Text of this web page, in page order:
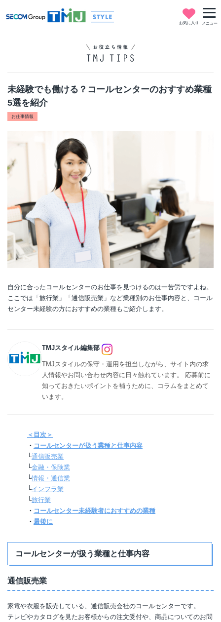
お気に入り メニュー
未経験でも働ける？コールセンターのおすすめ業種
5選を紹介
お仕事情報
自分に合ったコールセンターのお仕事を見つけるのは一苦労ですよね。
ここでは「旅行業」「通信販売業」など業種別のお仕事内容と、コール
センター未経験の方におすすめの業種もご紹介します。
TMJスタイル編集部
TMJスタイルの保守・運用を担当しながら、サイト内の求
人情報やお問い合わせ内容に日々触れています。 応募前に
知っておきたいポイントを補うために、コラムをまとめて
います。
＜目次＞
・ コールセンターが扱う業種と仕事内容
└通信販売業
└金融・保険業
└情報・通信業
└インフラ業
└旅行業
・ コールセンター未経験者におすすめの業種
・ 最後に
コールセンターが扱う業種と仕事内容
通信販売業
家電や衣服を販売している、通信販売会社のコールセンターです。
テレビやカタログを見たお客様からの注文受付や、商品についてのお問